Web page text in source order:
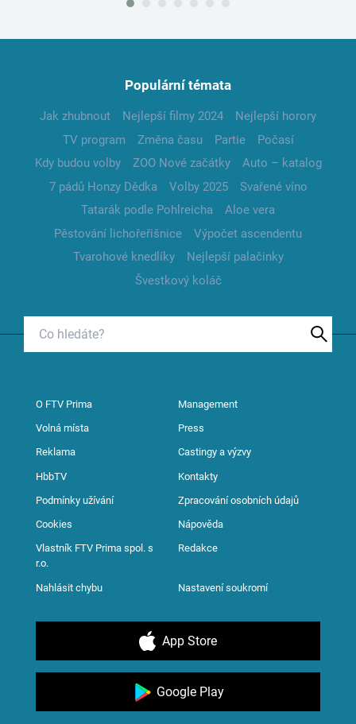
Populární témata
Jak zhubnout Nejlepší filmy 2024
Nejlepší horory
TV program
Změna času Partie
Počasí
Kdy budou volby
ZOO Nové začátky
Auto – katalog
7 pádů Honzy Dědka
Volby 2025
Svařené víno
Tatarák podle Pohlreicha
Aloe vera
Pěstování lichořeřišnice
Výpočet ascendentu
Tvarohové knedlíky
Nejlepší palačinky
Švestkový koláč
O FTV Prima Management
Volná místa Press
Reklama Castingy a výzvy
HbbTV Kontakty
Podmínky užívání Zpracování osobních údajů
Cookies Nápověda
Vlastník FTV Prima spol. s
r.o.
Redakce
Nahlásit chybu Nastavení soukromí
App Store
Google Play